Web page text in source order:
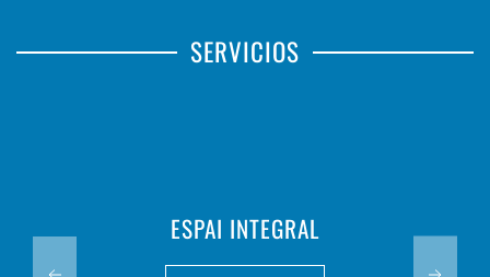
SERVICIOS
ESPAI INTEGRAL